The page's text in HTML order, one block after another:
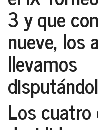
3 y que
nueve, los
llevamos
Los